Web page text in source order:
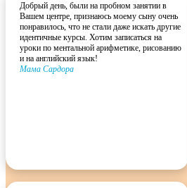
Добрый день, были на пробном занятии в
Вашем центре, признаюсь моему сыну очень
понравилось, что не стали даже искать другие
идентичные курсы. Хотим записаться на
уроки по ментальной арифметике, рисованию
и на английский язык!
Мама Сардора